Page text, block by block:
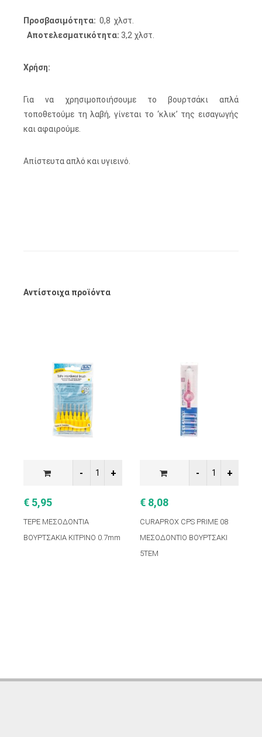
Προσβασιμότητα: 0,8 χλστ.
Αποτελεσματικότητα: 3,2 χλστ.
Χρήση:
Για να χρησιμοποιήσουμε το βουρτσάκι απλά
τοποθετούμε τη λαβή, γίνεται το ‘κλικ’ της εισαγωγής
και αφαιρούμε.
Απίστευτα απλό και υγιεινό.
Αντίστοιχα προϊόντα
€ 5,95
TEPE ΜΕΣΟΔΟΝΤΙΑ
ΒΟΥΡΤΣΑΚIA ΚΙΤΡΙΝO 0.7mm
€ 8,08
CURAPROX CPS PRIME 08
ΜΕΣΟΔΟΝΤΙΟ ΒΟΥΡΤΣAKI
5TEM